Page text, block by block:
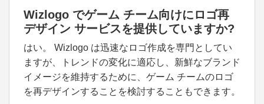
Wizlogo でゲーム チーム向けにロゴ再
デザイン サービスを提供していますか?
はい。 Wizlogo は迅速なロゴ作成を専門としてい
ますが、トレンドの変化に適応し、新鮮なブランド
イメージを維持するために、ゲーム チームのロゴ
を再デザインすることを検討することもできます。